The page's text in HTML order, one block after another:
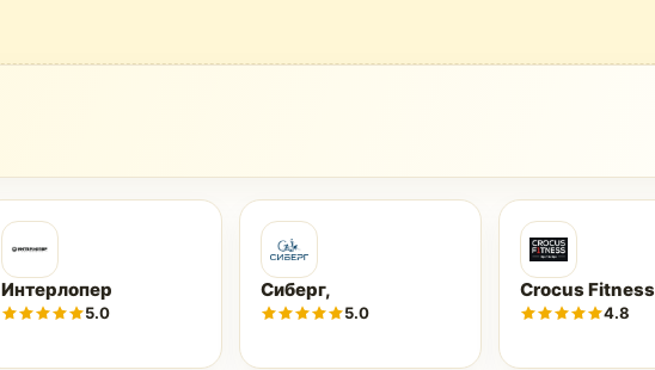
Интерлопер
5.0
Сиберг,
5.0
Crocus Fitness
4.8